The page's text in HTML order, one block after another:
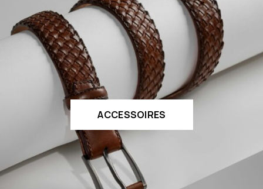
ACCESSOIRES